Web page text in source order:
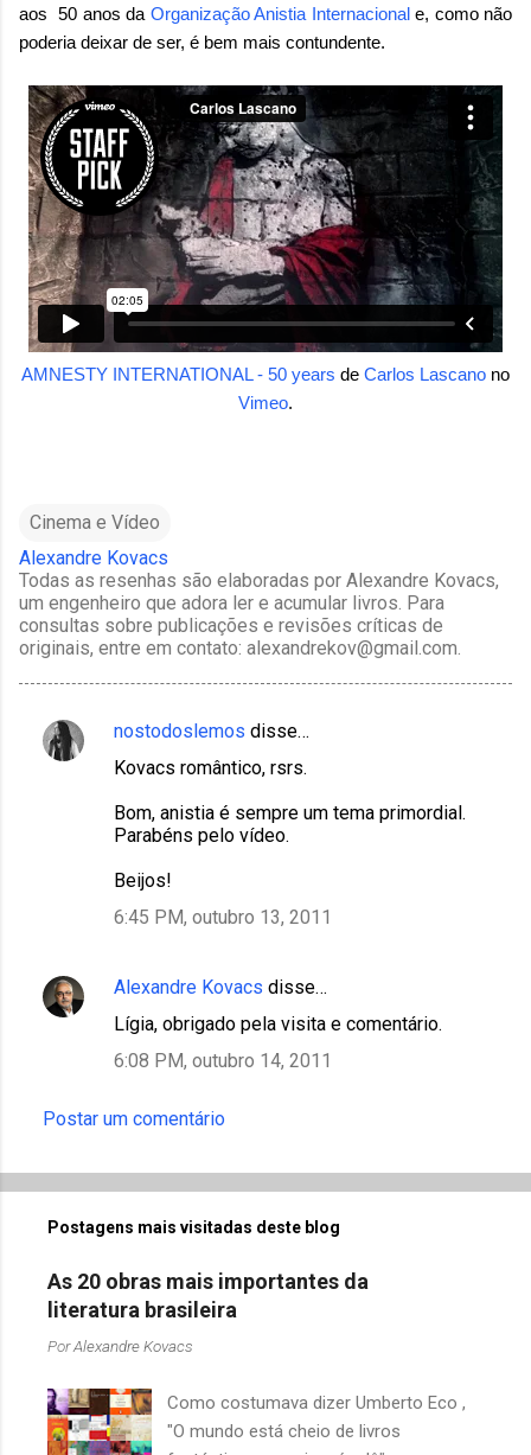
aos 50 anos da Organização Anistia Internacionale, como não
poderia deixar de ser, é bem mais contundente.
AMNESTY INTERNATIONAL - 50 years de Carlos Lascano no
Vimeo.
Cinema e Vídeo
Alexandre Kovacs
Todas as resenhas são elaboradas por Alexandre Kovacs,
um engenheiro que adora ler e acumular livros. Para
consultas sobre publicações e revisões críticas de
originais, entre em contato: alexandrekov@gmail.com.
C
r
i
nostodoslemos disse…
Kovacs romântico, rsrs.
Bom, anistia é sempre um tema primordial.
Parabéns pelo vídeo.
Beijos!
6:45 PM, outubro 13, 2011
Alexandre Kovacs disse…
Lígia, obrigado pela visita e comentário.
6:08 PM, outubro 14, 2011
Postar um comentário
Postagens mais visitadas deste blog
As 20 obras mais importantes da
literatura brasileira
PorAlexandre Kovacs
Como costumava dizer Umberto Eco ,
"O mundo está cheio de livros